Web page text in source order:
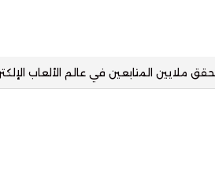
بمنصة رقمية تستهدف مختلف شرائح